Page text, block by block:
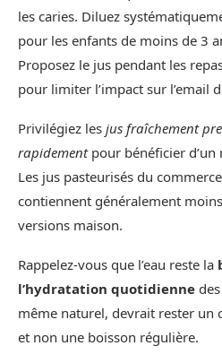
les caries. Diluez
pour les enfants de moins de 3
Proposez le jus pendant les
pour limiter l’impact sur l’email
Privilégiez les jus fraîchement
rapidementpour bénéficier d’un
Les jus pasteurisés du
contiennent généralement
versions maison.
Rappelez-vous que l’eau reste la
l’hydratation quotidienne
même naturel, devrait rester un
et non une boisson régulière.